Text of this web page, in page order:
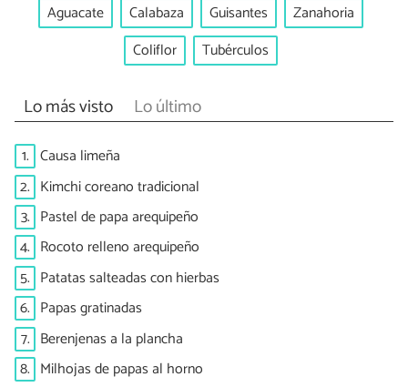
Aguacate Calabaza Guisantes
Zanahoria
Coliflor
Tubérculos
Lo más visto Lo último
1. Causa limeña
2. Kimchi coreano tradicional
3. Pastel de papa arequipeño
4. Rocoto relleno arequipeño
5. Patatas salteadas con hierbas
6. Papas gratinadas
7. Berenjenas a la plancha
8. Milhojas de papas al horno